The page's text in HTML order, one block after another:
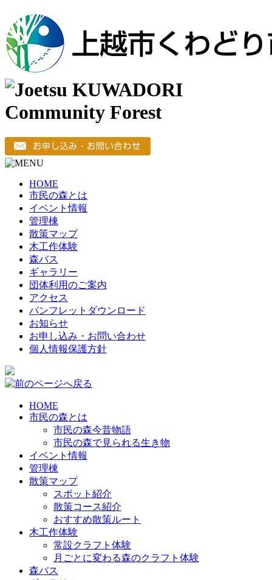
HOME
市民の森とは
イベント情報
管理棟
散策マップ
木工作体験
森バス
ギャラリー
団体利用のご案内
アクセス
パンフレットダウンロード
お知らせ
お申し込み・お問い合わせ
個人情報保護方針
HOME
市民の森とは
市民の森今昔物語
市民の森で見られる生き物
イベント情報
管理棟
散策マップ
スポット紹介
散策コース紹介
おすすめ散策ルート
木工作体験
常設クラフト体験
月ごとに変わる森のクラフト体験
森バス